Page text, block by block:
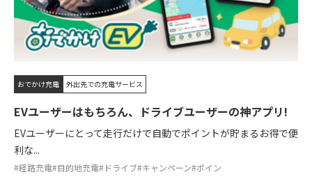
おでかけ充電 外出先での充電サービス
EVユーザーはもちろん、ドライブユーザーの神アプリ!
EVユーザーにとって走行だけで自動でポイントが貯まるお得で便
利な...
#経路充電#目的地充電#ドライブ#キャンペーン#ポイン